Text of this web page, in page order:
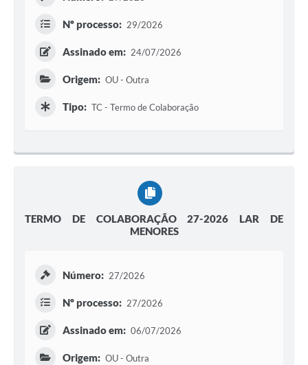
Nº processo: 29/2026
Assinado em: 24/07/2026
Origem: OU - Outra
Tipo: TC - Termo de Colaboração
TERMO DE COLABORAÇÃO 27-2026 LAR DE
MENORES
Número: 27/2026
Nº processo: 27/2026
Assinado em: 06/07/2026
Origem: OU - Outra